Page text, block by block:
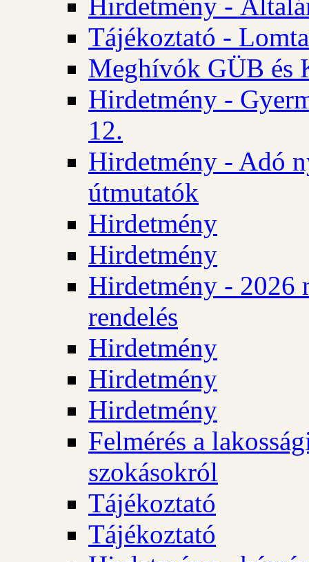
Hirdetmény -
Tájékoztató -
Meghívók GÜB és
Hirdetmény -
12.
Hirdetmény - Adó
útmutatók
Hirdetmény
Hirdetmény
Hirdetmény - 2026
rendelés
Hirdetmény
Hirdetmény
Hirdetmény
Felmérés a
szokásokról
Tájékoztató
Tájékoztató